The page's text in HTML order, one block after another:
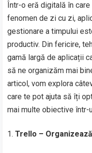
Într-o eră digitală în
fenomen de zi cu zi,
gestionare a timpului
productiv. Din fericire,
gamă largă de aplicații
să ne organizăm mai
articol, vom explora
care te pot ajuta să îți
mai multe obiective într-
Trello –